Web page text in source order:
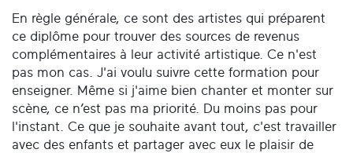
En règle générale, ce sont des artistes qui préparent
ce diplôme pour trouver des sources de revenus
complémentaires à leur activité artistique. Ce n'est
pas mon cas. J'ai voulu suivre cette formation pour
enseigner. Même si j'aime bien chanter et monter sur
scène, ce n’est pas ma priorité. Du moins pas pour
l'instant. Ce que je souhaite avant tout, c'est travailler
avec des enfants et partager avec eux le plaisir de